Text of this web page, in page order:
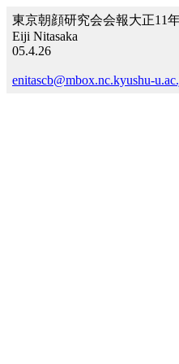
東京朝顔研究会会報大正11
Eiji Nitasaka
05.4.26
enitascb@mbox.nc.kyushu-